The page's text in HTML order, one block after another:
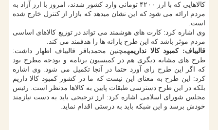
کالاهایی که با ارز ۴۲۰۰ تومانی وارد کشور شدند، امروز با ارز آزاد به
مردم ارائه می شود که این نشان میدهد که بازار از کنترل خارج شده
است.
وی اشاره کرد: کارت های هوشمند می تواند در توزیع کالاهای اساسی
مردم موثر باشد که این طرح یارانه ها را هدفمند می کند.
قالیباف: کمبود کالا نداریمهمچنین محمدباقر قالیباف اظهار داشت:
طرح های مشابه دیگری هم در کمیسیون برنامه و بودجه مطرح بود
که اگر این طرح رای آورد حتما در آنجا تکمیل می شود. وی اشاره
کرد: این طرح به معنای این نیست که ما در کشور کمبود کالا داریم
بلکه در این طرح دسترسی طبقات پایین به کالاها مدنظر است. رئیس
مجلس شورای اسلامی اشاره کرد: ارز ترجیحی باید به دست نیازمند
خودش برسد و این شبکه باید به درستی اقدام نماید.